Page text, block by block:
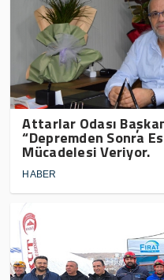
Attarlar Odası
“Depremden Sonra
Mücadelesi Veriyor.
HABER